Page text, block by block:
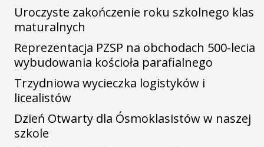
Uroczyste zakończenie roku szkolnego klas
maturalnych
Reprezentacja PZSP na obchodach 500-lecia
wybudowania kościoła parafialnego
Trzydniowa wycieczka logistyków i
licealistów
Dzień Otwarty dla Ósmoklasistów w naszej
szkole